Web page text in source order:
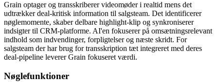
Grain optager og transskriberer videomøder i realtid mens det
udtrækker deal-kritisk information til salgsteam. Det identificerer
nøglemomente, skaber delbare highlight-klip og synkroniserer
indsigter til CRM-platforme. AI'en fokuserer på omsætningsrelevant
indhold som indvendinger, forpligtelser og næste skridt. For
salgsteam der har brug for transskription tæt integreret med deres
deal-pipeline leverer Grain fokuseret værdi.
Nøglefunktioner